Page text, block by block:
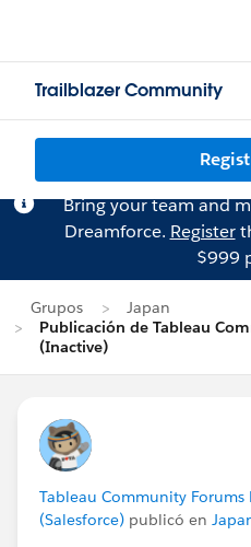
Trailblazer Community
Bring your team and
Dreamforce. Register
$999
Grupos
Japan
Publicación de Tableau
(Inactive)
Tableau Community
(Salesforce) publicó en